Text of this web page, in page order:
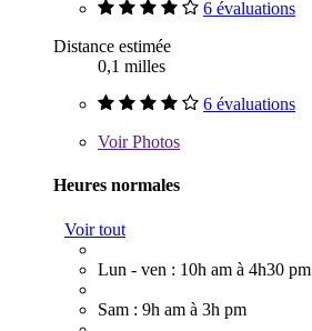
6 évaluations
Distance estimée
0,1 milles
6 évaluations
VoirPhotos
Heures normales
Voir tout
Lun - ven : 10h am à 4h30 pm
Sam : 9h am à 3h pm